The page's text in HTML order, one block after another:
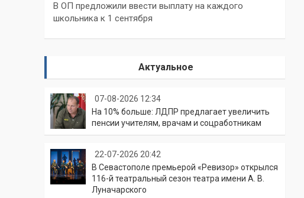
В ОП предложили ввести выплату на каждого
школьника к 1 сентября
Актуальное
07-08-2026 12:34
На 10% больше: ЛДПР предлагает увеличить
пенсии учителям, врачам и соцработникам
22-07-2026 20:42
В Севастополе премьерой «Ревизор» открылся
116-й театральный сезон театра имени А. В.
Луначарского